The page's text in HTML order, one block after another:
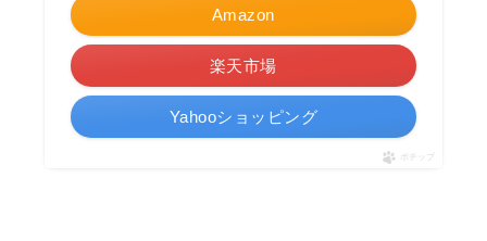
Amazon
楽天市場
Yahooショッピング
ポチップ